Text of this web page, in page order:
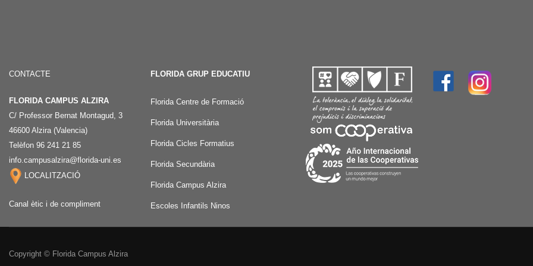
CONTACTE
FLORIDA CAMPUS ALZIRA
C/ Professor Bernat Montagud, 3
46600 Alzira (Valencia)
Telèfon 96 241 21 85
info.campusalzira@florida-uni.es
LOCALITZACIÓ
Canal ètic i de compliment
FLORIDA GRUP EDUCATIU
Florida Centre de Formació
Florida Universitària
Florida Cicles Formatius
Florida Secundària
Florida Campus Alzira
Escoles Infantils Ninos
Copyright © Florida Campus Alzira